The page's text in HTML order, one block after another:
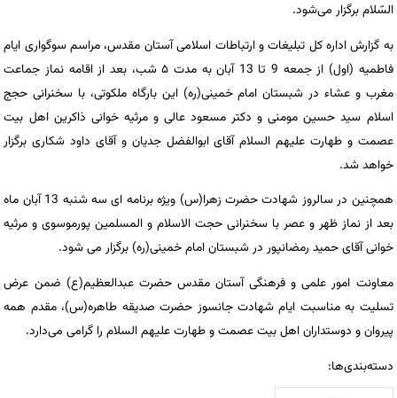
السّلام برگزار می‌شود.
به گزارش اداره کل تبلیغات و ارتباطات اسلامی آستان مقدس، مراسم سوگواری ایام
فاطمیه (اول) از جمعه 9 تا 13 آبان به مدت ۵ شب، بعد از اقامه نماز جماعت
مغرب و عشاء در شبستان امام خمینی(ره) این بارگاه ملکوتی، با سخنرانی حجج
اسلام سید حسین مومنی و دکتر مسعود عالی و مرثیه خوانی ذاکرین اهل بیت
عصمت و طهارت علیهم السلام آقای ابوالفضل جدیان و آقای داود شکاری برگزار
خواهد شد.
همچنین در سالروز شهادت حضرت زهرا(س) ویژه برنامه ای سه شنبه 13 آبان ماه
بعد از نماز ظهر و عصر با سخنرانی حجت الاسلام و المسلمین پورموسوی و مرثیه
خوانی آقای حمید رمضانپور در شبستان امام خمینی(ره) برگزار می شود.
معاونت امور علمی و فرهنگی آستان مقدس حضرت عبدالعظیم(ع) ضمن عرض
تسلیت به مناسبت ایام شهادت جانسوز حضرت صدیقه طاهره(س)، مقدم همه
پیروان و دوستداران اهل بیت عصمت و طهارت علیهم السلام را گرامی می‌دارد.
دسته‌بندی‌ها: